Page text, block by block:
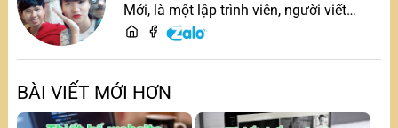
Mới, là một lập trình viên, người viết
content, chuyên tư vấn các vấn đề về
BÀI VIẾT MỚI HƠN